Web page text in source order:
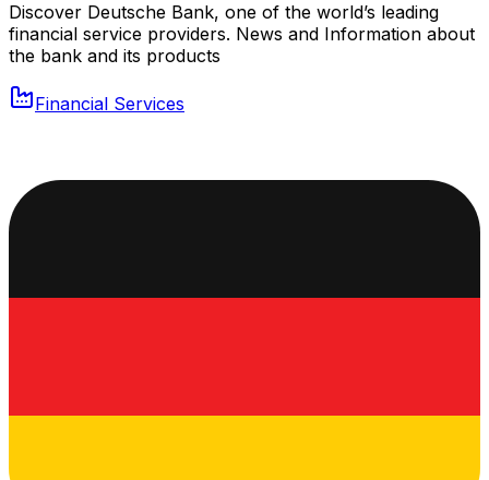
Discover Deutsche Bank, one of the world’s leading
financial service providers. News and Information about
the bank and its products
Financial Services